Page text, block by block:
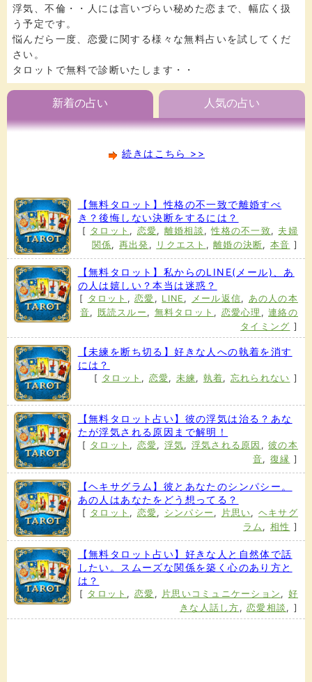
浮気、不倫・・人には言いづらい秘めた恋まで、幅広く扱
う予定です。
悩んだら一度、恋愛に関する様々な無料占いを試してくだ
さい。
タロットで無料で診断いたします・・
新着の占い 人気の占い
続きはこちら >>
【無料タロット】性格の不一致で離婚すべ
き？後悔しない決断をするには？
[ タロット , 恋愛, 離婚相談 ,性格の不一致, 夫婦
関係, 再出発 , リクエスト ,離婚の決断, 本音 ]
【無料タロット】私からのLINE(メール)、あ
の人は嬉しい？本当は迷惑？
[ タロット ,恋愛 , LINE , メール返信, あの人の本
音, 既読スルー , 無料タロット , 恋愛心理 ,連絡の
タイミング ]
【未練を断ち切る】好きな人への執着を消す
には？
[ タロット , 恋愛, 未練 , 執着, 忘れられない ]
【無料タロット占い】彼の浮気は治る？あな
たが浮気される原因まで解明！
[ タロット , 恋愛, 浮気, 浮気される原因 ,彼の本
音, 復縁 ]
【ヘキサグラム】彼とあなたのシンパシー。
あの人はあなたをどう想ってる？
[ タロット , 恋愛, シンパシー , 片思い, ヘキサグ
ラム , 相性 ]
【無料タロット占い】好きな人と自然体で話
したい。スムーズな関係を築く心のあり方と
は？
[ タロット ,恋愛 , 片思いコミュニケーション , 好
きな人話し方 ,恋愛相談 , ]